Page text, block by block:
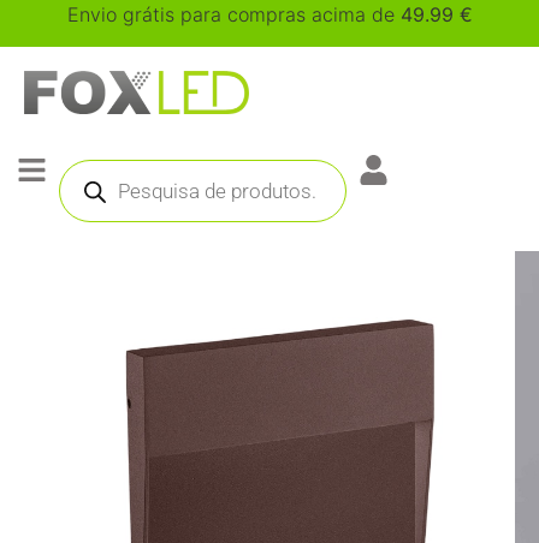
Envio grátis para compras acima de 49.99 €